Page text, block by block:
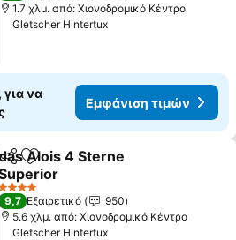
1.7 χλμ. από: Χιονοδρομικό Κέντρο
Gletscher Hintertux
για να
Εμφάνιση τιμών
Κοινοποίηση
Προσθήκη στα αγαπημένα
Alois 4 Sterne
τιμών
4 Αστέρια
9,7 Εξαιρετικό
950
5.6 χλμ. από: Χιονοδρομικό Κέντρο
Gletscher Hintertux